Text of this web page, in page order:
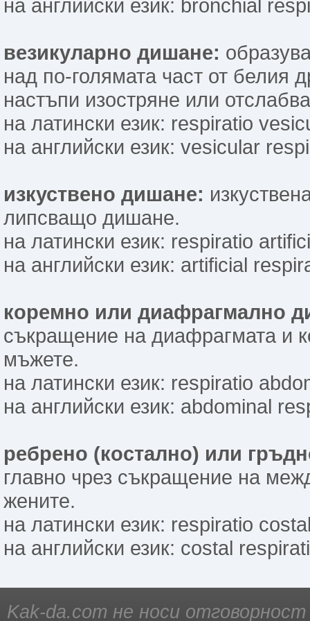
на английски език: bronchial
везикуларно дишане:
над по-голямата част от белия
настъпи изостряне или
на латински език: respiratio
на английски език: vesicular
изкуствено дишане:
липсващо дишане.
на латински език: respiratio
на английски език: artificial
коремно или диафрагмално
съкращение на диафрагмата и
мъжете.
на латински език: respiratio
на английски език: abdominal
ребрено (костално) или
главно чрез съкращение на
жените.
на латински език: respiratio
на английски език: costal
Kak-da.com не носи